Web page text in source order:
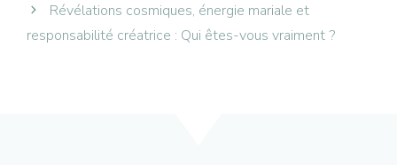
Révélations cosmiques, énergie mariale et
responsabilité créatrice : Qui êtes-vous vraiment ?